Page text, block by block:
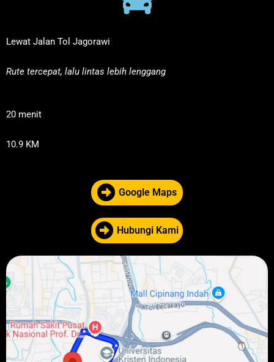
Lewat Jalan Tol Jagorawi
Rute tercepat, lalu lintas lebih lenggang
20 menit
10.9 KM
Google Maps
Hubungi Kami